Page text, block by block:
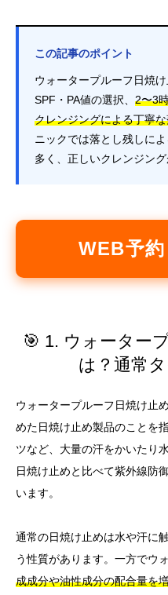
この記事のポイント
ウォータープルーフ日焼
SPF・PA値の選択、 2〜3
クレンジングによる丁寧
ニックでは落とし残しに
多く、正しいクレンジン
WEB予約
🎯 1. ウォーター
は？通常
ウォータープルーフ日焼け止
めた日焼け止め製品のことを
ツなど、大量の汗をかいたり
日焼け止めと比べて紫外線防
います。
通常の日焼け止めは水や汗に
う性質があります。一方でウ
成成分や油性成分の配合量を